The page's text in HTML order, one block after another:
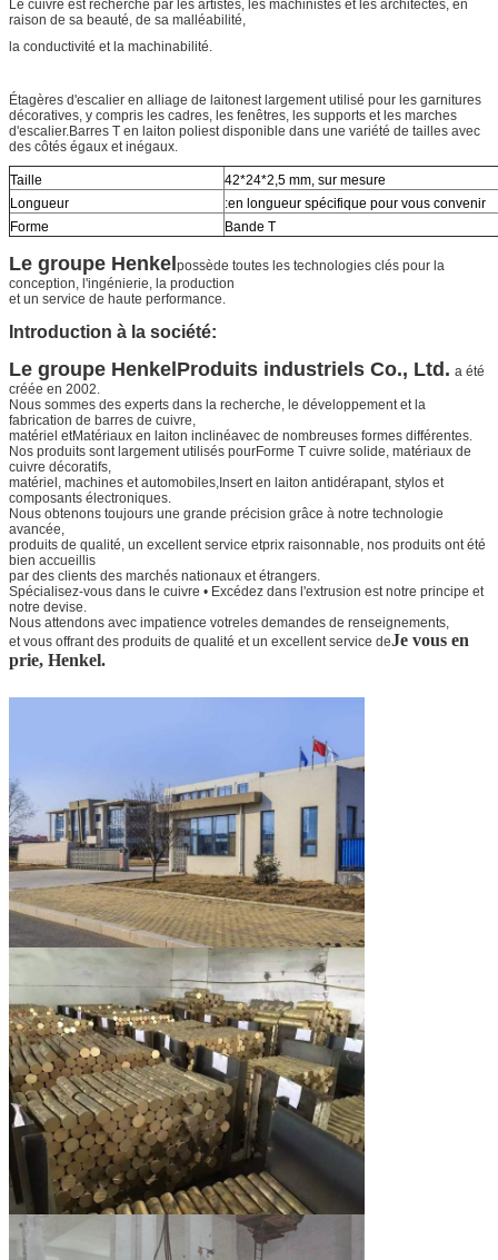
Le cuivre est recherché par les artistes, les machinistes et les architectes, en
raison de sa beauté, de sa malléabilité,
la conductivité et la machinabilité.
Étagères d'escalier en alliage de laitonest largement utilisé pour les garnitures
décoratives, y compris les cadres, les fenêtres, les supports et les marches
d'escalier.Barres T en laiton poliest disponible dans une variété de tailles avec
des côtés égaux et inégaux.
Taille
42*24*2,5 mm, sur mesure
Longueur
:en longueur spécifique pour vous convenir
Forme
Bande T
Le groupe Henkelpossède toutes les technologies clés pour la
conception, l'ingénierie, la production
et un service de haute performance.
Introduction à la société:
Le groupe HenkelProduits industriels Co., Ltd. a été
créée en 2002.
Nous sommes des experts dans la recherche, le développement et la
fabrication de barres de cuivre,
matériel etMatériaux en laiton inclinéavec de nombreuses formes différentes.
Nos produits sont largement utilisés pourForme T cuivre solide, matériaux de
cuivre décoratifs,
matériel, machines et automobiles,Insert en laiton antidérapant, stylos et
composants électroniques.
Nous obtenons toujours une grande précision grâce à notre technologie
avancée,
produits de qualité, un excellent service etprix raisonnable, nos produits ont été
bien accueillis
par des clients des marchés nationaux et étrangers.
Spécialisez-vous dans le cuivre • Excédez dans l'extrusion est notre principe et
notre devise.
Nous attendons avec impatience votreles demandes de renseignements,
et vous offrant des produits de qualité et un excellent service deJe vous en
prie, Henkel.